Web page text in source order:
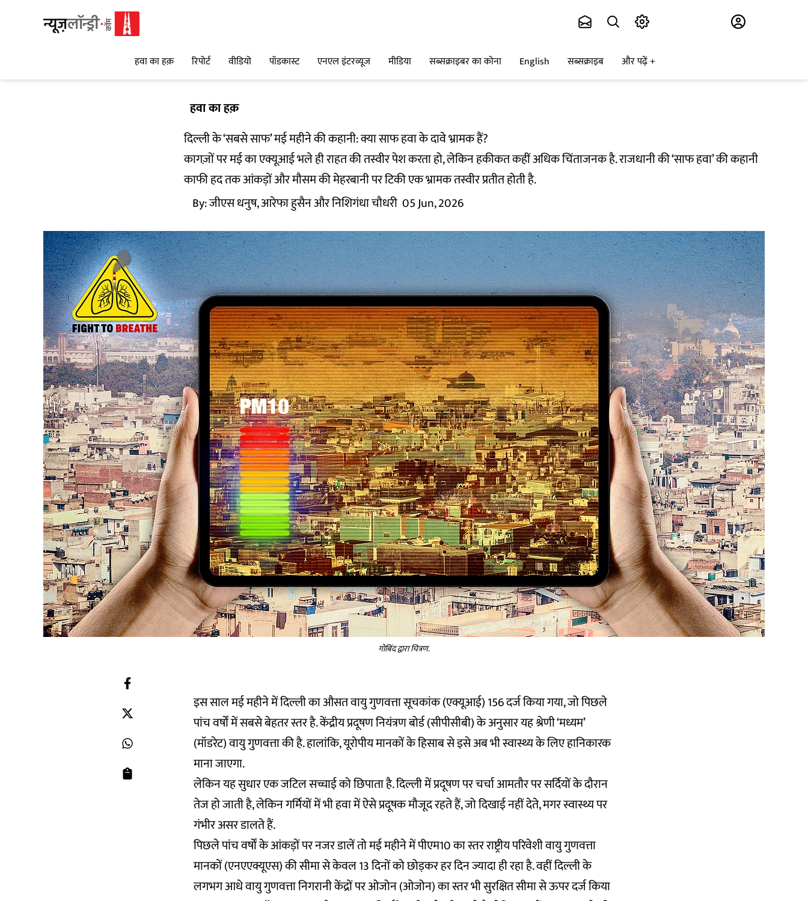
हवा का हक़ रिपोर्ट वीडियो पॉडकास्ट एनएल इंटरव्यूज मीडिया सब्सक्राइबर का कोना English सब्सक्राइब और पढ़ें
हवा का हक़
दिल्ली के ‘सबसे साफ’ मई महीने की कहानी: क्या साफ हवा के दावे भ्रामक हैं?
कागज़ों पर मई का एक्यूआई भले ही राहत की तस्वीर पेश करता हो, लेकिन हकीकत कहीं अधिक चिंताजनक है. राजधानी की ‘साफ हवा’ की कहानी
काफी हद तक आंकड़ों और मौसम की मेहरबानी पर टिकी एक भ्रामक तस्वीर प्रतीत होती है.
By:जीएस धनुष, आरेफा हुसैन और निशिगंधा चौधरी 05 Jun, 2026
गोबिंद द्वारा चित्रण.
इस साल मई महीने में दिल्ली का औसत वायु गुणवत्ता सूचकांक (एक्यूआई) 156 दर्ज किया गया, जो पिछले
पांच वर्षों में सबसे बेहतर स्तर है. केंद्रीय प्रदूषण नियंत्रण बोर्ड (सीपीसीबी) के अनुसार यह श्रेणी ‘मध्यम’
(मॉडरेट) वायु गुणवत्ता की है. हालांकि, यूरोपीय मानकों के हिसाब से इसे अब भी स्वास्थ्य के लिए हानिकारक
माना जाएगा.
लेकिन यह सुधार एक जटिल सच्चाई को छिपाता है. दिल्ली में प्रदूषण पर चर्चा आमतौर पर सर्दियों के दौरान
तेज हो जाती है, लेकिन गर्मियों में भी हवा में ऐसे प्रदूषक मौजूद रहते हैं, जो दिखाई नहीं देते, मगर स्वास्थ्य पर
गंभीर असर डालते हैं.
पिछले पांच वर्षों के आंकड़ों पर नजर डालें तो मई महीने में पीएम10 का स्तर राष्ट्रीय परिवेशी वायु गुणवत्ता
मानकों (एनएएक्यूएस) की सीमा से केवल 13 दिनों को छोड़कर हर दिन ज्यादा ही रहा है. वहीं दिल्ली के
लगभग आधे वायु गुणवत्ता निगरानी केंद्रों पर ओजोन (ओजोन) का स्तर भी सुरक्षित सीमा से ऊपर दर्ज किया